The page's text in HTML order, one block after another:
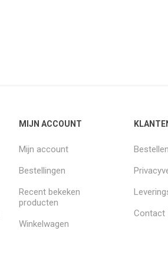
MIJN ACCOUNT
Mijn account
Bestellingen
Recent bekeken
producten
Winkelwagen
Bestellen
Contact